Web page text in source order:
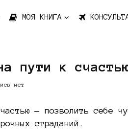
МОЯ КНИГА
пути к
нет
— позволить себе
страданий.